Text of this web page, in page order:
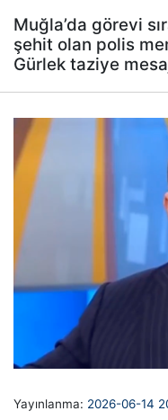
Muğla’da görevi
şehit olan polis
Gürlek taziye
Yayınlanma: 2026-06-14